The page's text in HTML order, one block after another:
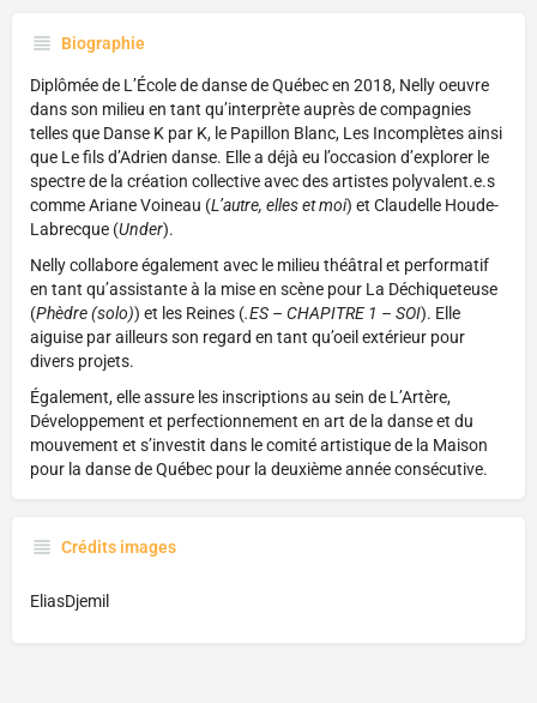
Biographie
Diplômée de L’École de danse de Québec en 2018, Nelly oeuvre
dans son milieu en tant qu’interprète auprès de compagnies
telles que Danse K par K, le Papillon Blanc, Les Incomplètes ainsi
que Le fils d’Adrien danse. Elle a déjà eu l’occasion d’explorer le
spectre de la création collective avec des artistes polyvalent.e.s
comme Ariane Voineau (L’autre, elles et moi) et Claudelle Houde-
Labrecque (Under).
Nelly collabore également avec le milieu théâtral et performatif
en tant qu’assistante à la mise en scène pour La Déchiqueteuse
(Phèdre (solo)) et les Reines (.ES – CHAPITRE 1 – SOI). Elle
aiguise par ailleurs son regard en tant qu’oeil extérieur pour
divers projets.
Également, elle assure les inscriptions au sein de L’Artère,
Développement et perfectionnement en art de la danse et du
mouvement et s’investit dans le comité artistique de la Maison
pour la danse de Québec pour la deuxième année consécutive.
Crédits images
EliasDjemil